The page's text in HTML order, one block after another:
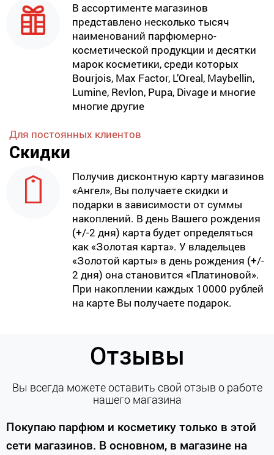
В ассортименте магазинов
представлено несколько тысяч
наименований парфюмерно-
косметической продукции и десятки
марок косметики, среди которых
Bourjois, Max Factor, L’Oreal, Maybellin,
Lumine, Revlon, Pupa, Divage и многие
многие другие
Для постоянных клиентов
Скидки
Получив дисконтную карту магазинов
«Ангел», Вы получаете скидки и
подарки в зависимости от суммы
накоплений. В день Вашего рождения
(+/-2 дня) карта будет определяться
как «Золотая карта». У владельцев
«Золотой карты» в день рождения (+/-
2 дня) она становится «Платиновой».
При накоплении каждых 10000 рублей
на карте Вы получаете подарок.
Отзывы
Вы всегда можете оставить свой отзыв о работе
нашего магазина
Покупаю парфюм и косметику только в этой
сети магазинов. В основном, в магазине на